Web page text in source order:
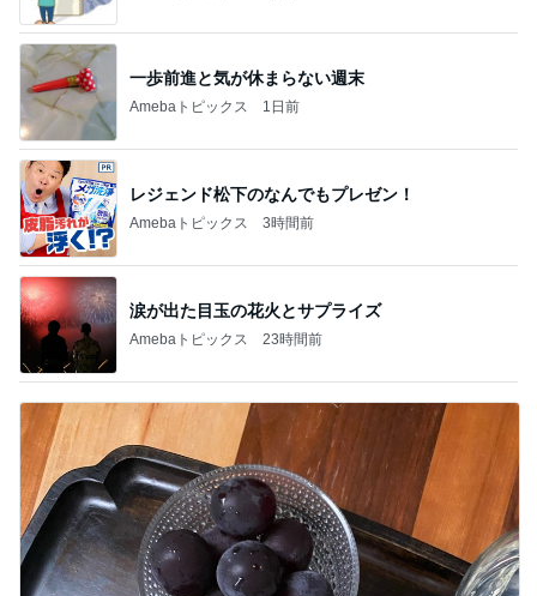
一歩前進と気が休まらない週末
Amebaトピックス 1日前
レジェンド松下のなんでもプレゼン！
Amebaトピックス 3時間前
涙が出た目玉の花火とサプライズ
Amebaトピックス 23時間前